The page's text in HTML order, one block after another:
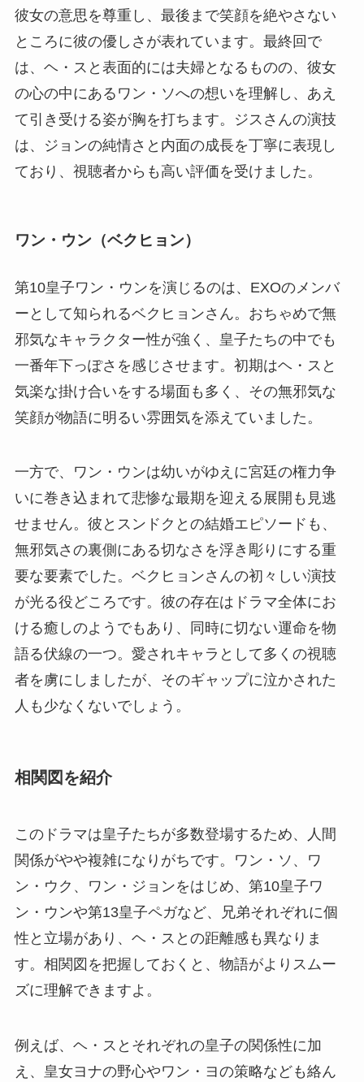
彼女の意思を尊重し、最後まで笑顔を絶やさない
ところに彼の優しさが表れています。最終回で
は、ヘ・スと表面的には夫婦となるものの、彼女
の心の中にあるワン・ソへの想いを理解し、あえ
て引き受ける姿が胸を打ちます。ジスさんの演技
は、ジョンの純情さと内面の成長を丁寧に表現し
ており、視聴者からも高い評価を受けました。
ワン・ウン（ベクヒョン）
第10皇子ワン・ウンを演じるのは、EXOのメンバ
ーとして知られるベクヒョンさん。おちゃめで無
邪気なキャラクター性が強く、皇子たちの中でも
一番年下っぽさを感じさせます。初期はヘ・スと
気楽な掛け合いをする場面も多く、その無邪気な
笑顔が物語に明るい雰囲気を添えていました。
一方で、ワン・ウンは幼いがゆえに宮廷の権力争
いに巻き込まれて悲惨な最期を迎える展開も見逃
せません。彼とスンドクとの結婚エピソードも、
無邪気さの裏側にある切なさを浮き彫りにする重
要な要素でした。ベクヒョンさんの初々しい演技
が光る役どころです。彼の存在はドラマ全体にお
ける癒しのようでもあり、同時に切ない運命を物
語る伏線の一つ。愛されキャラとして多くの視聴
者を虜にしましたが、そのギャップに泣かされた
人も少なくないでしょう。
相関図を紹介
このドラマは皇子たちが多数登場するため、人間
関係がやや複雑になりがちです。ワン・ソ、ワ
ン・ウク、ワン・ジョンをはじめ、第10皇子ワ
ン・ウンや第13皇子ペガなど、兄弟それぞれに個
性と立場があり、ヘ・スとの距離感も異なりま
す。相関図を把握しておくと、物語がよりスムー
ズに理解できますよ。
例えば、ヘ・スとそれぞれの皇子の関係性に加
え、皇女ヨナの野心やワン・ヨの策略なども絡ん